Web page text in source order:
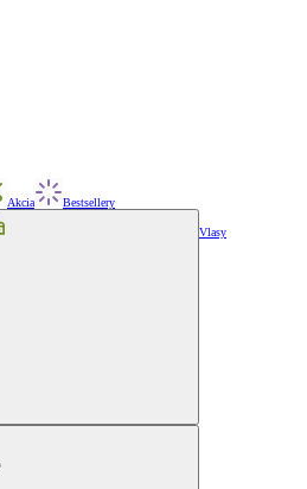
Akcia Bestsellery
Vlasy